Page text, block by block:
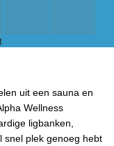
uit een sauna en
Wellness
ligbanken,
snel plek genoeg hebt